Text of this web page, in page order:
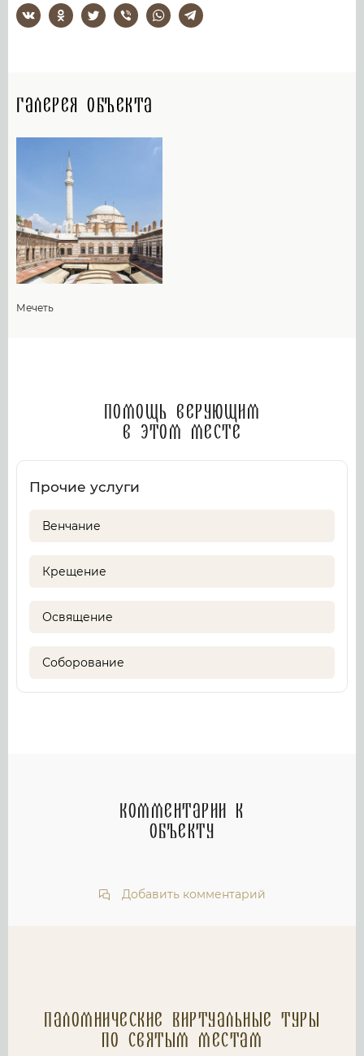
Галерея объекта
Мечеть
Помощь верующим
в этом месте
Прочие услуги
Венчание
Крещение
Освящение
Соборование
Комментарии к
объекту
Добавить комментарий
Паломнические Виртуальные туры
по святым местам